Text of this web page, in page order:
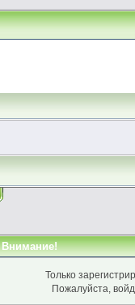
Внимание!
Только
Пожалуйста,